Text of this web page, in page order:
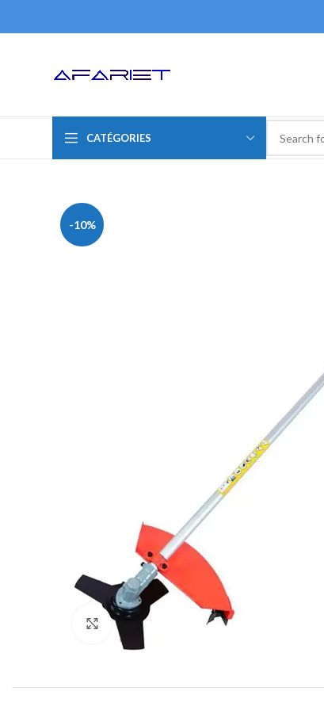
CATÉGORIES
-10%
Click to enlarge